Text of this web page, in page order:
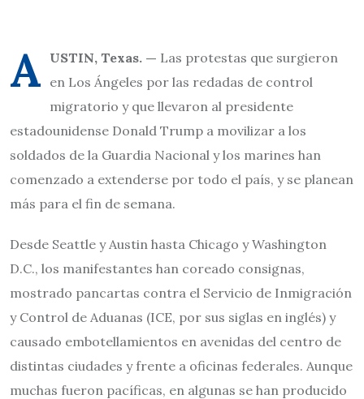
A USTIN, Texas. — Las protestas que surgieron
en Los Ángeles por las redadas de control
migratorio y que llevaron al presidente
estadounidense Donald Trump a movilizar a los
soldados de la Guardia Nacional y los marines han
comenzado a extenderse por todo el país, y se planean
más para el fin de semana.
Desde Seattle y Austin hasta Chicago y Washington
D.C., los manifestantes han coreado consignas,
mostrado pancartas contra el Servicio de Inmigración
y Control de Aduanas (ICE, por sus siglas en inglés) y
causado embotellamientos en avenidas del centro de
distintas ciudades y frente a oficinas federales. Aunque
muchas fueron pacíficas, en algunas se han producido